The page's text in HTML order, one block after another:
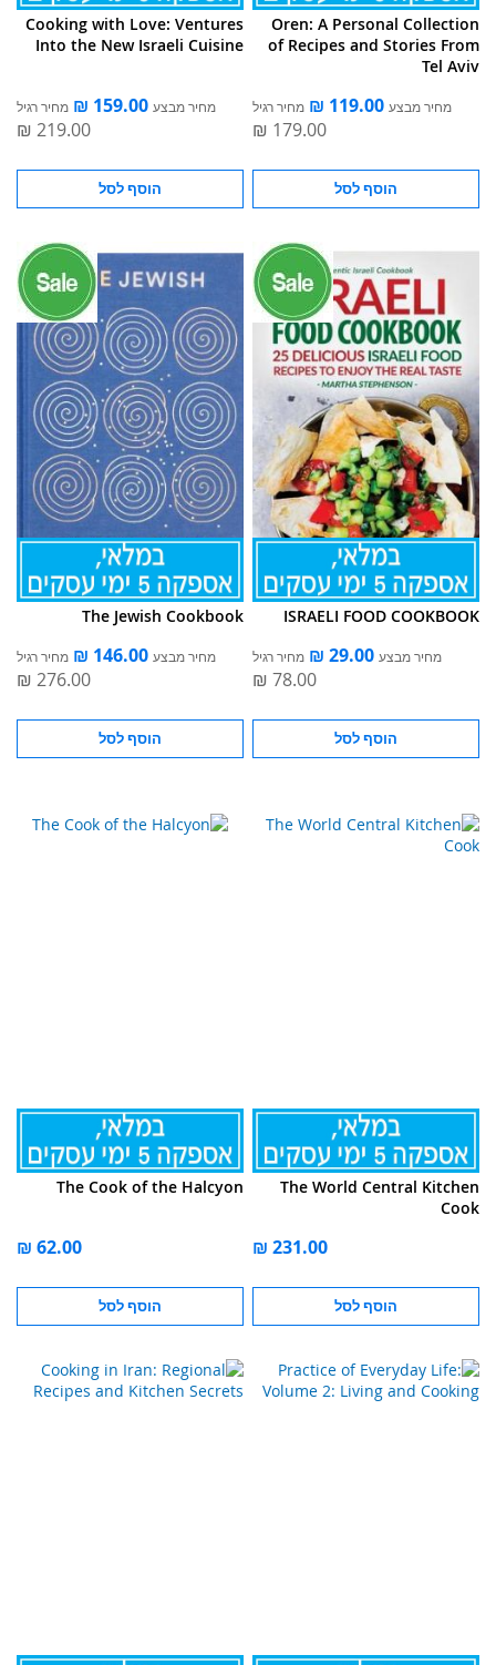
Oren: A Personal Collection
of Recipes and Stories From
Tel Aviv
מחיר מבצע מחיר רגיל
הוסף לסל
Cooking with Love: Ventures
Into the New Israeli Cuisine
מחיר מבצע מחיר רגיל
הוסף לסל
ISRAELI FOOD COOKBOOK
מחיר מבצע מחיר רגיל
הוסף לסל
The Jewish Cookbook
מחיר מבצע מחיר רגיל
הוסף לסל
The World Central Kitchen
Cook
הוסף לסל
The Cook of the Halcyon
הוסף לסל